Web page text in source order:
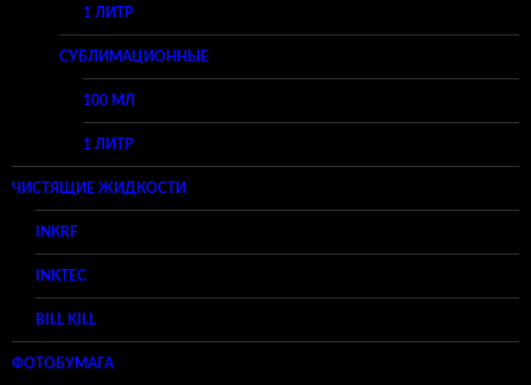
1 ЛИТР
СУБЛИМАЦИОННЫЕ
100 МЛ
1 ЛИТР
ЧИСТЯЩИЕ ЖИДКОСТИ
INKRF
INKTEC
BILL KILL
ФОТОБУМАГА